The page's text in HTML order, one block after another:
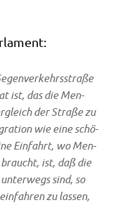
ist, das die Men­
der Stra­ße zu
wie eine schö­
Ein­fahrt, wo Men­
ist, daß die
sind, so
zu las­sen,